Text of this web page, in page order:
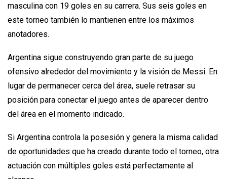
masculina con 19 goles en su carrera. Sus seis goles en
este torneo también lo mantienen entre los máximos
anotadores.
Argentina sigue construyendo gran parte de su juego
ofensivo alrededor del movimiento y la visión de Messi. En
lugar de permanecer cerca del área, suele retrasar su
posición para conectar el juego antes de aparecer dentro
del área en el momento indicado.
Si Argentina controla la posesión y genera la misma calidad
de oportunidades que ha creado durante todo el torneo, otra
actuación con múltiples goles está perfectamente al